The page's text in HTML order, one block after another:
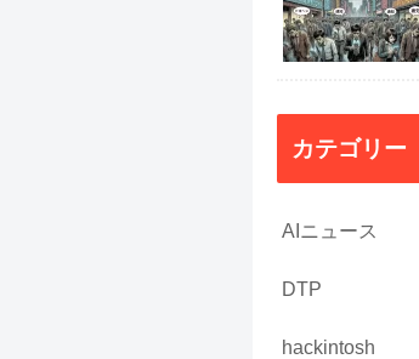
カテゴリー
AIニュース
DTP
hackintosh